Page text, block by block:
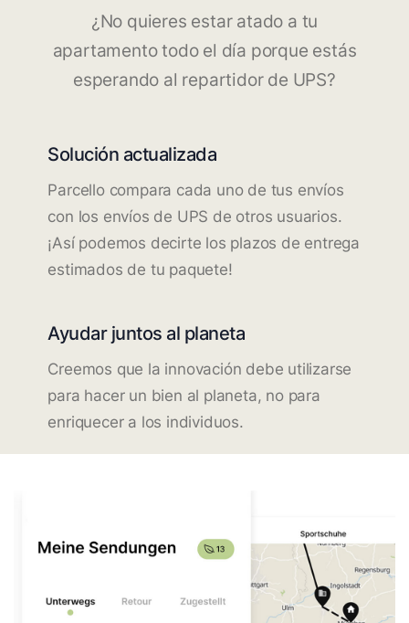
¿No quieres estar atado a tu
apartamento todo el día porque estás
esperando al repartidor de UPS?
Solución actualizada
Parcello compara cada uno de tus envíos
con los envíos de UPS de otros usuarios.
¡Así podemos decirte los plazos de entrega
estimados de tu paquete!
Ayudar juntos al planeta
Creemos que la innovación debe utilizarse
para hacer un bien al planeta, no para
enriquecer a los individuos.